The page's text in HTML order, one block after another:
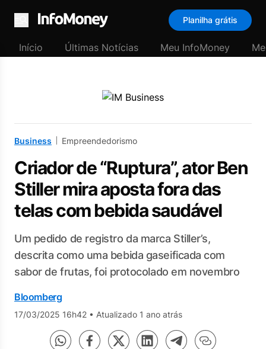
Menu
Planilha grátis
Início Últimas Notícias Meu InfoMoney
Business Empreendedorismo
Criador de “Ruptura”, ator Ben
Stiller mira aposta fora das
telas com bebida saudável
Um pedido de registro da marca Stiller’s,
descrita como uma bebida gaseificada com
sabor de frutas, foi protocolado em novembro
Bloomberg
17/03/2025 16h42 • Atualizado 1 ano atrás